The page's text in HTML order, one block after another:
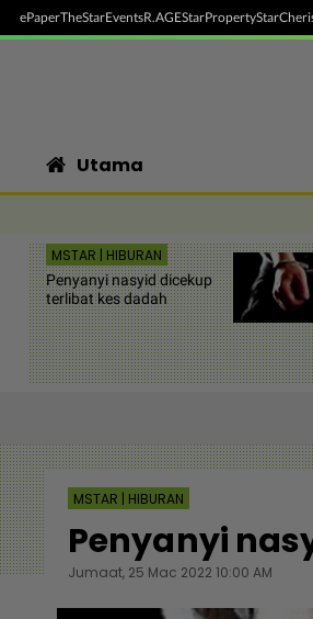
ePaperTheStarEventsR.AGEStarProperty
Utama
MSTAR | HIBURAN
Penyanyi nasyid dicekup
terlibat kes dadah
MSTAR | HIBURAN
Penyanyi
Jumaat, 25 Mac 2022 10:00 AM